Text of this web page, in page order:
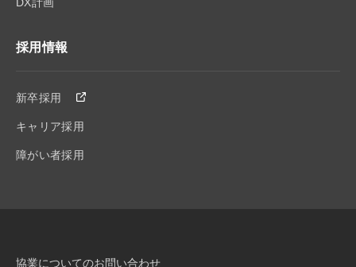
採用情報
新卒採用
キャリア採用
障がい者採用
協業についてのお問い合わせ